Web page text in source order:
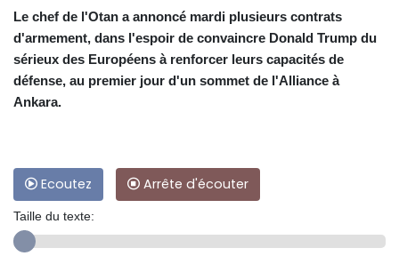
Le chef de l'Otan a annoncé mardi plusieurs contrats
d'armement, dans l'espoir de convaincre Donald Trump du
sérieux des Européens à renforcer leurs capacités de
défense, au premier jour d'un sommet de l'Alliance à
Ankara.
Ecoutez Arrête d'écouter
Taille du texte: